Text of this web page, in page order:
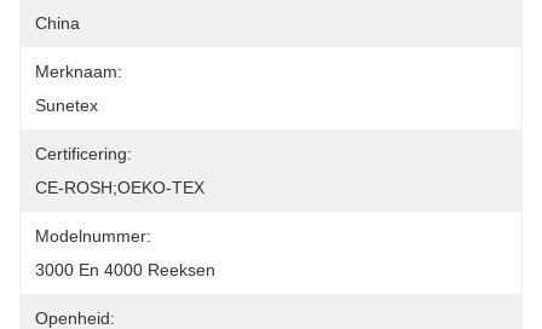
China
Merknaam:
Sunetex
Certificering:
CE-ROSH;OEKO-TEX
Modelnummer:
3000 En 4000 Reeksen
Openheid: